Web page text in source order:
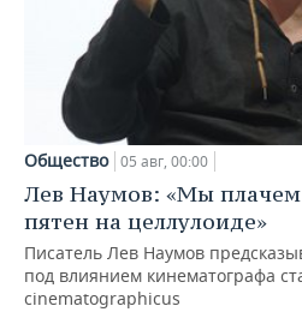
Общество 05 авг, 00:00
Лев Наумов: «Мы плачем
пятен на целлулоиде»
Писатель Лев Наумов
под влиянием кинематографа
cinematographicus